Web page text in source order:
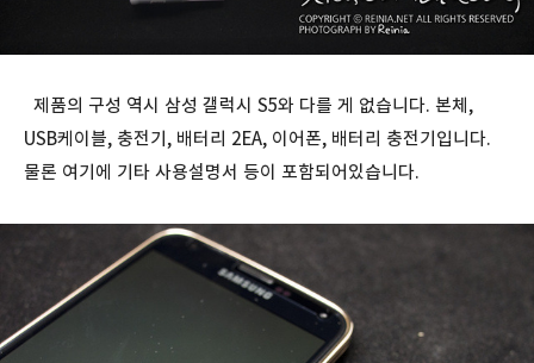
제품의 구성 역시 삼성 갤럭시 S5와 다를 게 없습니다. 본체,
USB케이블, 충전기, 배터리 2EA, 이어폰, 배터리 충전기입니다.
물론 여기에 기타 사용설명서 등이 포함되어있습니다.